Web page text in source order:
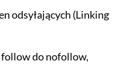
odsyłających (Linking
do nofollow,